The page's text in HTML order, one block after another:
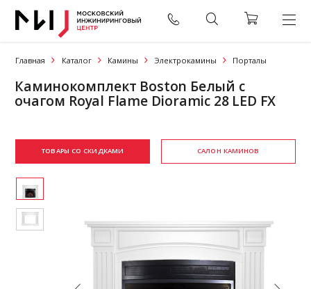
Главная Каталог Камины Электрокамины Порталы
Каминокомплект Boston Белый с
очагом Royal Flame Dioramic 28 LED FX
ТОВАРЫ СО СКИДКАМИ САЛОН КАМИНОВ